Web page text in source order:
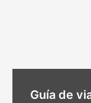
Guía de